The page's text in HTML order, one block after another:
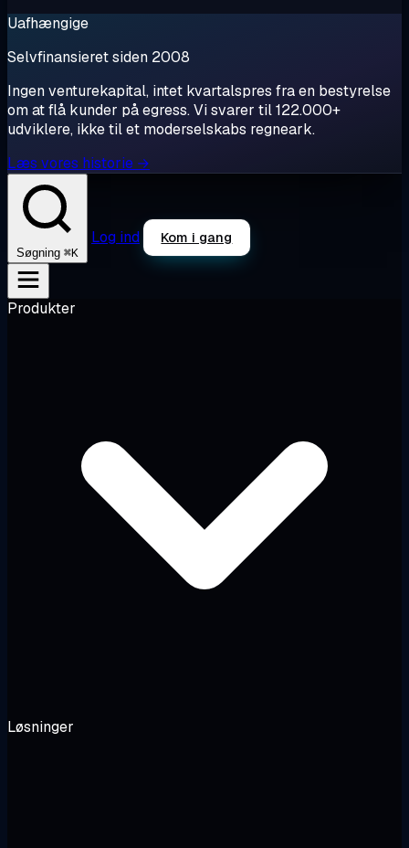
Uafhængige
Selvfinansieret siden 2008
Ingen venturekapital, intet kvartalspres fra en bestyrelse
om at flå kunder på egress. Vi svarer til 122.000+
udviklere, ikke til et moderselskabs regneark.
Læs vores historie →
Søgning ⌘K
Log ind Kom i gang
Produkter
Løsninger